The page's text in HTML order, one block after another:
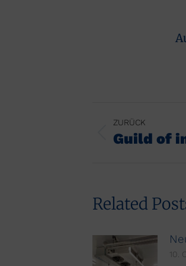
ZURÜCK
Vorheriger
Guild of
Related
10.